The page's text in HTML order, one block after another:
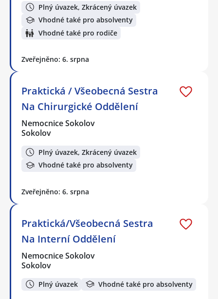
Plný úvazek, Zkrácený úvazek
Vhodné také pro absolventy
Vhodné také pro rodiče
Zveřejněno: 6. srpna
Praktická / Všeobecná Sestra
Na Chirurgické Oddělení
Nemocnice Sokolov
Sokolov
Plný úvazek, Zkrácený úvazek
Vhodné také pro absolventy
Zveřejněno: 6. srpna
Praktická/Všeobecná Sestra
Na Interní Oddělení
Nemocnice Sokolov
Sokolov
Plný úvazek Vhodné také pro absolventy